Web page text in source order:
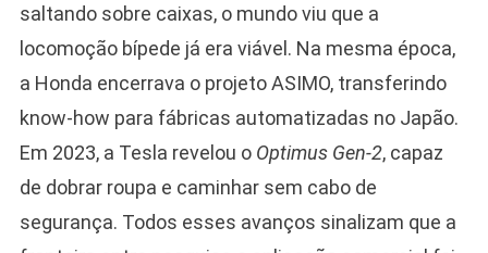
saltando sobre caixas, o mundo viu que a
locomoção bípede já era viável. Na mesma época,
a Honda encerrava o projeto ASIMO, transferindo
know-how para fábricas automatizadas no Japão.
Em 2023, a Tesla revelou o Optimus Gen-2, capaz
de dobrar roupa e caminhar sem cabo de
segurança. Todos esses avanços sinalizam que a